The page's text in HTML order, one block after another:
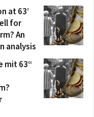
at 63’
for
An
analysis
mit 63“